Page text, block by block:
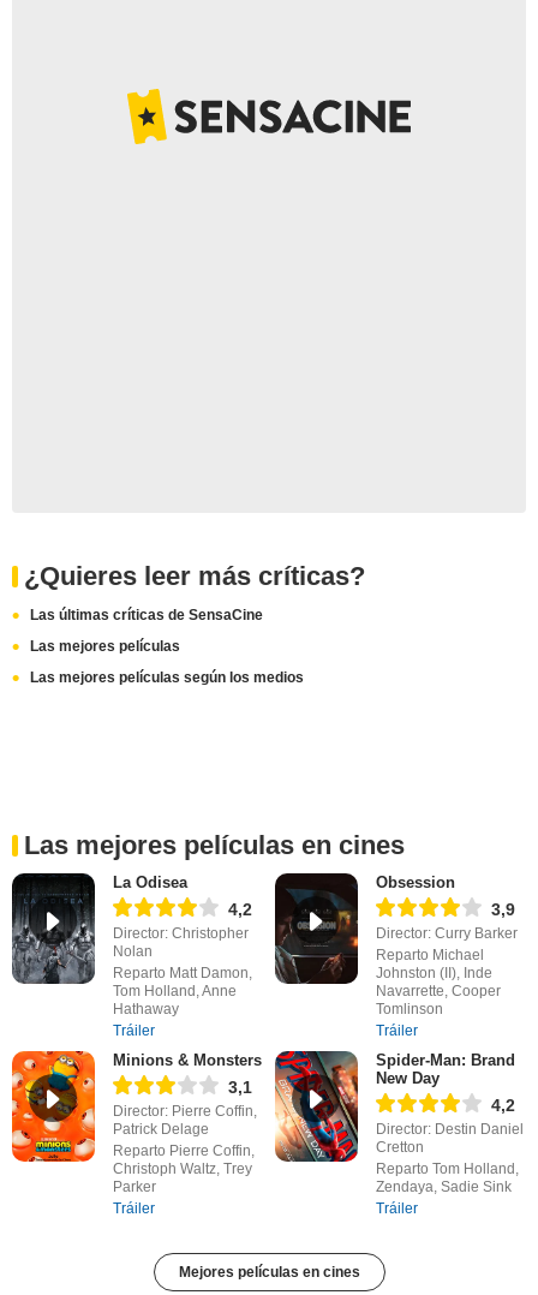
¿Quieres leer más críticas?
Las últimas críticas de SensaCine
Las mejores películas
Las mejores películas según los medios
Las mejores películas en cines
La Odisea
4,2
Director: Christopher
Nolan
Reparto Matt Damon,
Tom Holland, Anne
Hathaway
Tráiler
Obsession
3,9
Director: Curry Barker
Reparto Michael
Johnston (II), Inde
Navarrette, Cooper
Tomlinson
Tráiler
Minions & Monsters
3,1
Director: Pierre Coffin,
Patrick Delage
Reparto Pierre Coffin,
Christoph Waltz, Trey
Parker
Tráiler
Spider-Man: Brand
New Day
4,2
Director: Destin Daniel
Cretton
Reparto Tom Holland,
Zendaya, Sadie Sink
Tráiler
Mejores películas en cines